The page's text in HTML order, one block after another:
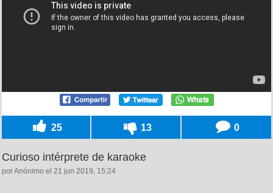
25 13 0
Curioso intérprete de karaoke
por Anónimo el 21 jun 2019, 15:24